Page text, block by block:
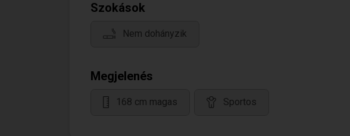
Szokások
Nem dohányzik
Megjelenés
168 cm magas Sportos